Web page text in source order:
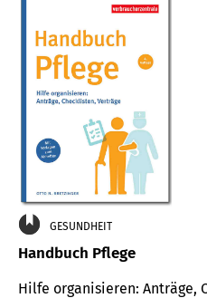
GESUNDHEIT
Handbuch Pflege
Hilfe organisieren: Anträge,